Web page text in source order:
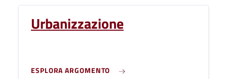
Urbanizzazione
ESPLORA ARGOMENTO